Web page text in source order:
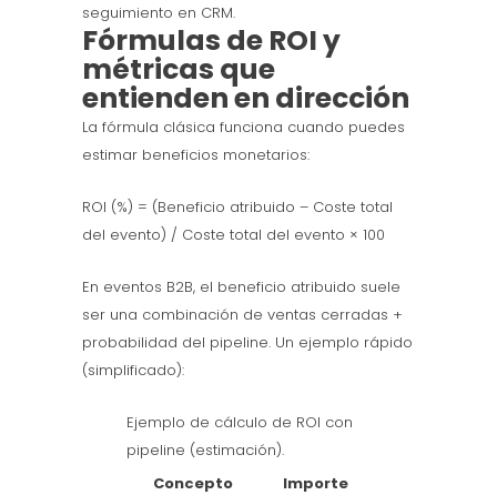
seguimiento en CRM.
Fórmulas de ROI y
métricas que
entienden en dirección
La fórmula clásica funciona cuando puedes
estimar beneficios monetarios:
ROI (%) = (Beneficio atribuido – Coste total
del evento) / Coste total del evento × 100
En eventos B2B, el beneficio atribuido suele
ser una combinación de ventas cerradas +
probabilidad del pipeline. Un ejemplo rápido
(simplificado):
Ejemplo de cálculo de ROI con
pipeline (estimación).
Concepto
Importe